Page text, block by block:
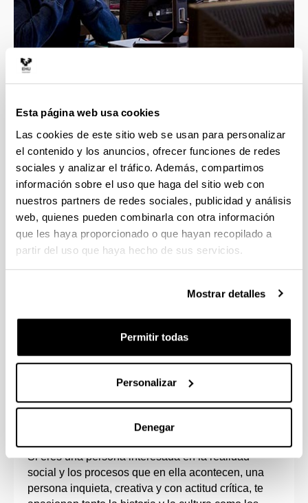
Esta página web usa cookies
Las cookies de este sitio web se usan para personalizar
el contenido y los anuncios, ofrecer funciones de redes
sociales y analizar el tráfico. Además, compartimos
información sobre el uso que haga del sitio web con
nuestros partners de redes sociales, publicidad y análisis
web, quienes pueden combinarla con otra información
que les haya proporcionado o que hayan recopilado a
partir del uso que haya hecho de sus servicios.
Mostrar detalles
Permitir todas
Personalizar
Denegar
Estudiarás las diferentes dimensiones del ser
humano, así valorarás la diversidad cultural y
comprenderás mejor la sociedad.
Investigando los fenómenos sociales y
culturales podrás colaborar en la evolución del
entorno y en la solución de problemas sociales
diversos.
Prácticas en empresas e instituciones, te
prepararás para tu incorporación al mundo
universidades de Europa, América, etc.
Perfil de ingreso
Si eres una persona interesada en la realidad
social y los procesos que en ella acontecen, una
persona inquieta, creativa y con actitud crítica, te